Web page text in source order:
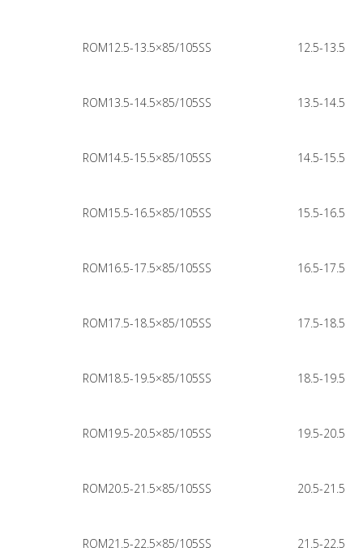
ROM12.5-13.5×85/105SS 12.5-13.5
ROM13.5-14.5×85/105SS 13.5-14.5
ROM14.5-15.5×85/105SS 14.5-15.5
ROM15.5-16.5×85/105SS 15.5-16.5
ROM16.5-17.5×85/105SS 16.5-17.5
ROM17.5-18.5×85/105SS 17.5-18.5
ROM18.5-19.5×85/105SS 18.5-19.5
ROM19.5-20.5×85/105SS 19.5-20.5
ROM20.5-21.5×85/105SS 20.5-21.5
ROM21.5-22.5×85/105SS 21.5-22.5